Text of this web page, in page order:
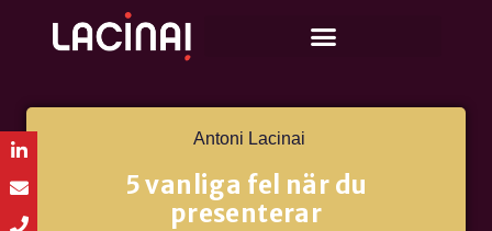
Antoni Lacinai
5 vanliga fel när du
presenterar